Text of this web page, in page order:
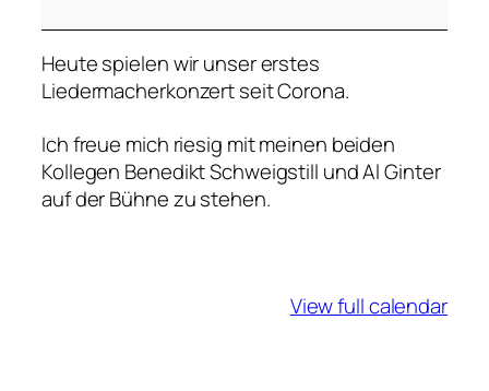
g
e
G
d
a
n
Heute spielen wir unser erstes
Liedermacherkonzert seit Corona.
Ich freue mich riesig mit meinen beiden
Kollegen Benedikt Schweigstill und Al Ginter
auf der Bühne zu stehen.
View full calendar